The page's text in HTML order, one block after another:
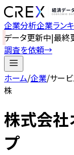
企業分析企業ラン
データ更新中|最終
調査を依頼→
ホーム/企業/サー
株
株式会社
プ